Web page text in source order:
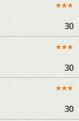
★★★
30
★★★
30
★★★
30